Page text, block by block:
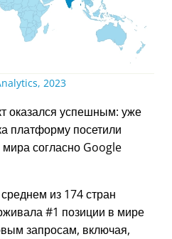
2023
оказался успешным: уже
платформу посетили
мира согласно Google
из 174 стран
#1 позиции в мире
запросам, включая,